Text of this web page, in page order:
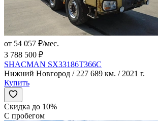
от 54 057 ₽/мес.
3 788 500 ₽
SHACMAN SX33186T366C
Нижний Новгород / 227 689 км. / 2021 г.
Купить
Скидка до 10%
С пробегом